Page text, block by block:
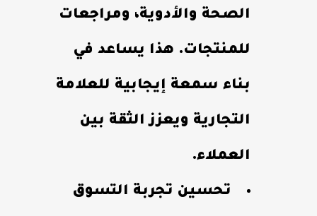
الصحة والأدوية، ومراجعات
للمنتجات. هذا يساعد في
بناء سمعة إيجابية للعلامة
التجارية ويعزز الثقة بين
العملاء.
تحسين تجربة التسوق